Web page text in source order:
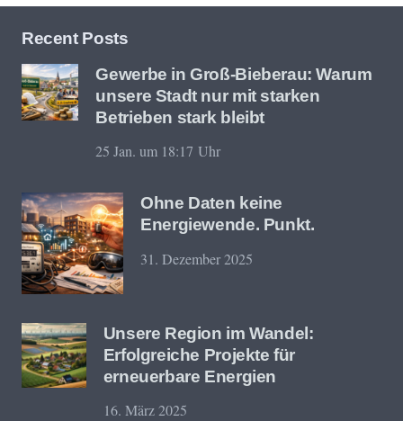
Recent Posts
Gewerbe in Groß-Bieberau: Warum
unsere Stadt nur mit starken
Betrieben stark bleibt
25 Jan. um 18:17 Uhr
Ohne Daten keine
Energiewende. Punkt.
31. Dezember 2025
Unsere Region im Wandel:
Erfolgreiche Projekte für
erneuerbare Energien
16. März 2025